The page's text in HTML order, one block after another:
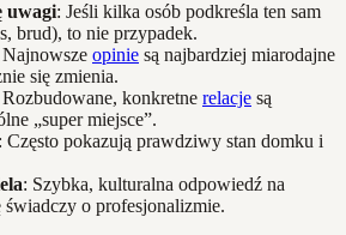
uwagi: Jeśli kilka osób podkreśla ten sam
brud), to nie przypadek.
opinie są najbardziej miarodajne
się zmienia.
Rozbudowane, konkretne relacje są
„super miejsce”.
Często pokazują prawdziwy stan domku i
: Szybka, kulturalna odpowiedź na
o profesjonalizmie.